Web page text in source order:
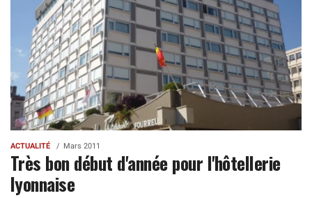
ACTUALITÉ Mars 2011
Très bon début d'année pour l'hôtellerie
lyonnaise